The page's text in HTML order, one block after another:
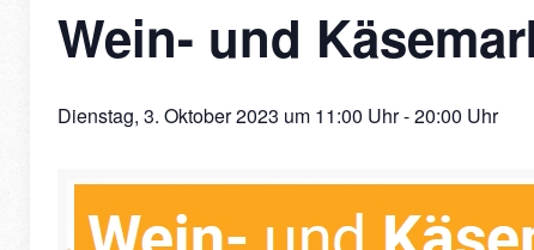
Wein- und
Dienstag, 3. Oktober 2023 um 11:00 Uhr-20:00 Uhr